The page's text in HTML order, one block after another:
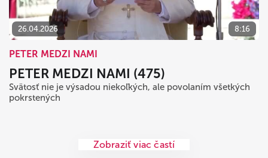
26.04.2026 8:16
PETER MEDZI NAMI
PETER MEDZI NAMI (475)
Svätosť nie je výsadou niekoľkých, ale povolaním všetkých
pokrstených
Zobraziť viac častí